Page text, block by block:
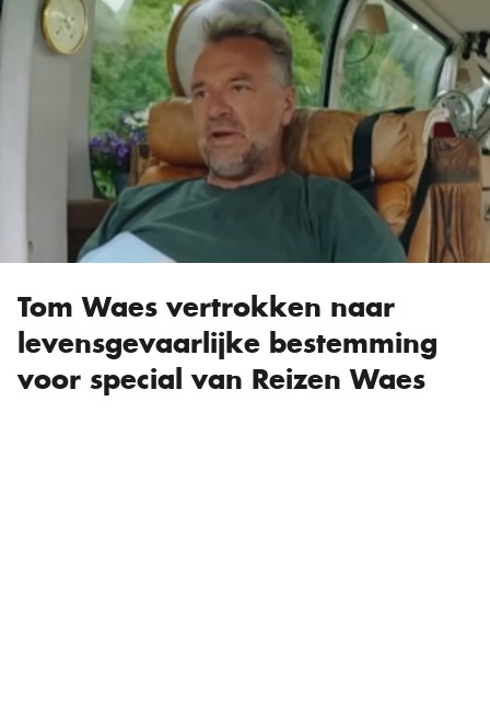
Tom Waes vertrokken naar
levensgevaarlijke bestemming
voor special van Reizen Waes